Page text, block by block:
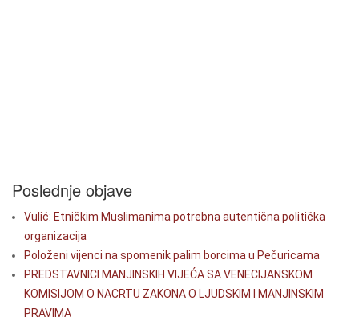
Poslednje objave
Vulić: Etničkim Muslimanima potrebna autentična politička
organizacija
Položeni vijenci na spomenik palim borcima u Pečuricama
PREDSTAVNICI MANJINSKIH VIJEĆA SA VENECIJANSKOM
KOMISIJOM O NACRTU ZAKONA O LJUDSKIM I MANJINSKIM
PRAVIMA